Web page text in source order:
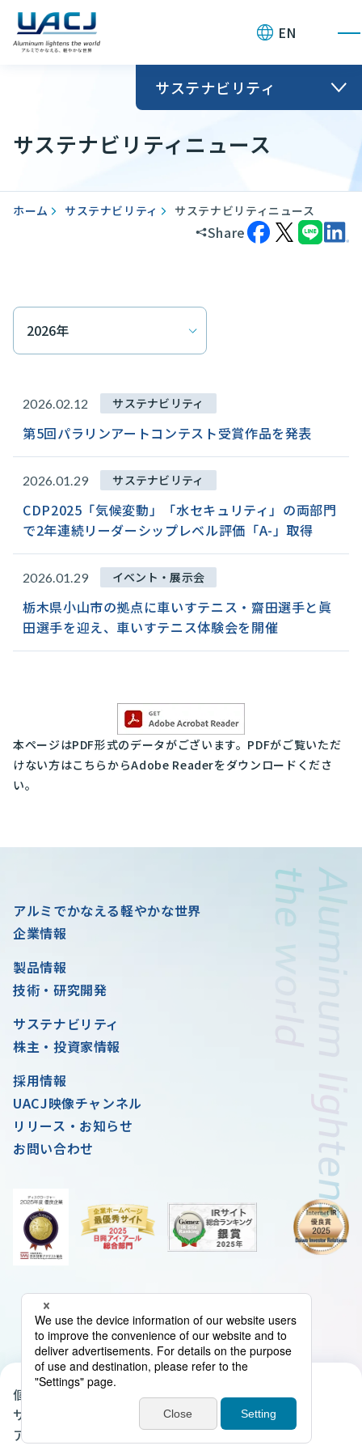
EN
サステナビリティ
サステナビリティニュース
ホーム サステナビリティ サステナビリティニュース
Share
2026.02.12 サステナビリティ
第5回パラリンアートコンテスト受賞作品を発表
2026.01.29 サステナビリティ
CDP2025「気候変動」「水セキュリティ」の両部門
で2年連続リーダーシップレベル評価「A-」取得
2026.01.29 イベント・展示会
栃木県小山市の拠点に車いすテニス・齋田選手と眞
田選手を迎え、車いすテニス体験会を開催
本ページはPDF形式のデータがございます。PDFがご覧いただ
けない方はこちらからAdobe Readerをダウンロードくださ
い。
アルミでかなえる軽やかな世界
企業情報
製品情報
技術・研究開発
サステナビリティ
株主・投資家情報
採用情報
UACJ映像チャンネル
リリース・お知らせ
お問い合わせ
個人情報の取扱いについてクッキーポリシー
サイトマップ
当サイトについて
アクセシビリティ・ポリシー電子公告